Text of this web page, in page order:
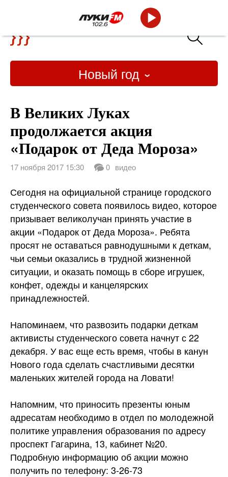
Новый год
В Великих Луках
продолжается акция
«Подарок от Деда Мороза»
17 ноября 2017 15:30 0 видео
Сегодня на официальной странице городского
студенческого совета появилось видео, которое
призывает великолучан принять участие в
акции «Подарок от Деда Мороза». Ребята
просят не оставаться равнодушными к деткам,
чьи семьи оказались в трудной жизненной
ситуации, и оказать помощь в сборе игрушек,
конфет, одежды и канцелярских
принадлежностей.
Напоминаем, что развозить подарки деткам
активисты студенческого совета начнут с 22
декабря. У вас еще есть время, чтобы в канун
Нового года сделать счастливыми десятки
маленьких жителей города на Ловати!
Напомним, что приносить презенты юным
адресатам необходимо в отдел по молодежной
политике управления образования по адресу
проспект Гагарина, 13, кабинет №20.
Подробную информацию об акции можно
получить по телефону: 3-26-73